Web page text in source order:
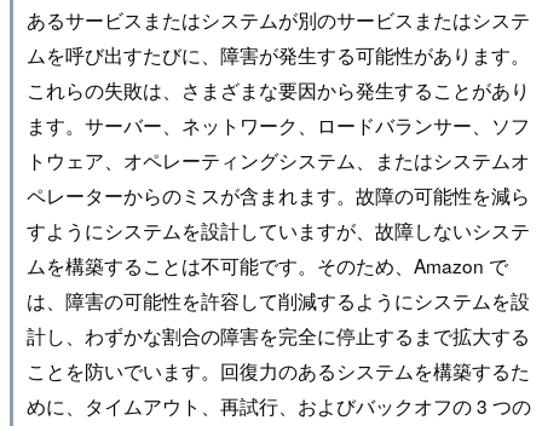
あるサービスまたはシステムが別のサービスまたはシステ
ムを呼び出すたびに、障害が発生する可能性があります。
これらの失敗は、さまざまな要因から発生することがあり
ます。サーバー、ネットワーク、ロードバランサー、ソフ
トウェア、オペレーティングシステム、またはシステムオ
ペレーターからのミスが含まれます。故障の可能性を減ら
すようにシステムを設計していますが、故障しないシステ
ムを構築することは不可能です。そのため、Amazon で
は、障害の可能性を許容して削減するようにシステムを設
計し、わずかな割合の障害を完全に停止するまで拡大する
ことを防いでいます。回復力のあるシステムを構築するた
めに、タイムアウト、再試行、およびバックオフの 3 つの